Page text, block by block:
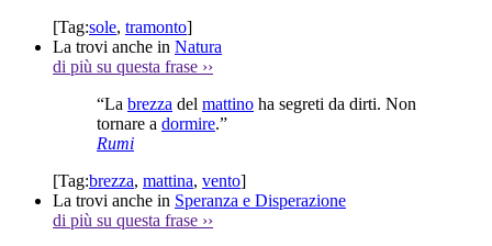
[Tag:sole, tramonto]
La trovi anche in Natura
di più su questa frase ››
“La brezza del mattino ha segreti da dirti. Non
tornare a dormire.”
Rumi
[Tag:brezza, mattina, vento]
La trovi anche in Speranza e Disperazione
di più su questa frase ››